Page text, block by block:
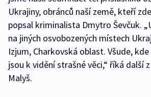
Ukrajiny, obránců naší země, kteří
popsal kriminalista Dmytro Ševčuk.
na jiných osvobozených místech
Izjum, Charkovská oblast. Všude,
jsou k vidění strašné věci,“ říká další
Malyš.